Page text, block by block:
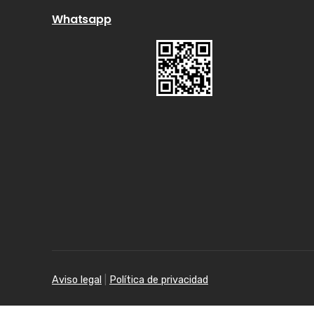
Whatsapp
Aviso legal Política de privacidad